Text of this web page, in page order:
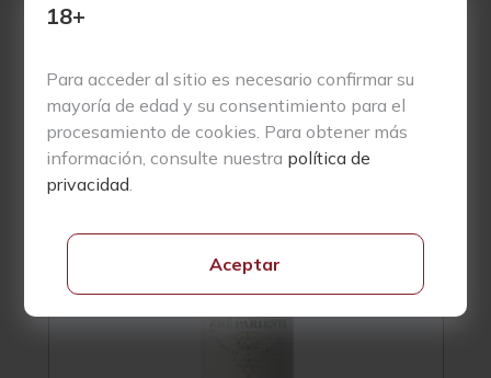
18+
Para acceder al sitio es necesario confirmar su
mayoría de edad y su consentimiento para el
procesamiento de cookies. Para obtener más
información, consulte nuestra política de
privacidad
Aceptar
4 Vivino